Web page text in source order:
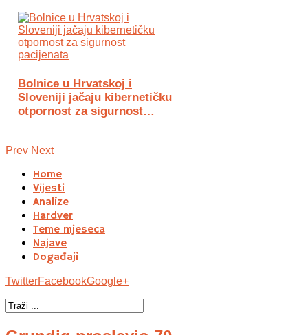
Bolnice u Hrvatskoj i
Sloveniji jačaju kibernetičku
otpornost za sigurnost…
Prev Next
Home
Vijesti
Analize
Hardver
Teme mjeseca
Najave
Događaji
TwitterFacebookGoogle+